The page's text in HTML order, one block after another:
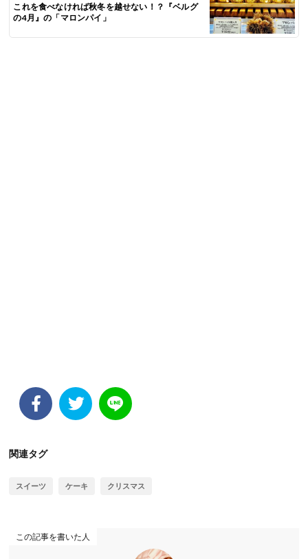
これを食べなければ秋冬を越せない！？『ベルグ
の4月』の「マロンパイ」
関連タグ
スイーツ ケーキ クリスマス
この記事を書いた人